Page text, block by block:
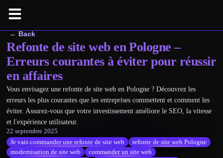
← Back
Refonte de site web en Pologne –
Erreurs courantes à éviter pour réussir
en affaires
Vous envisagez une refonte de site web en Pologne ? Découvrez les
erreurs les plus courantes que les entreprises commettent et comment les
éviter. Assurez-vous que votre investissement améliore le SEO, la vitesse
et l'expérience utilisateur.
22 septembre 2025
Je vais commander une refonte de site web
refonte de site web Pologne
modernisation de site web
commander un site web